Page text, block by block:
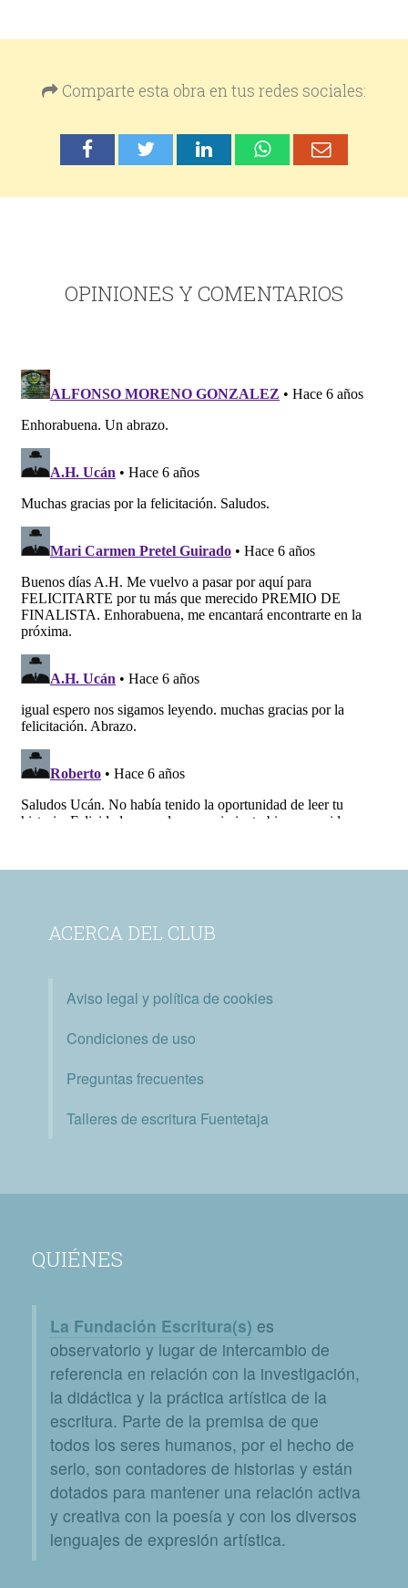
Comparte esta obra en tus redes sociales:
OPINIONES Y COMENTARIOS
ACERCA DEL CLUB
Aviso legal y política de cookies
Condiciones de uso
Preguntas frecuentes
Talleres de escritura Fuentetaja
QUIÉNES
La Fundación Escritura(s) es
observatorio y lugar de intercambio de
referencia en relación con la investigación,
la didáctica y la práctica artística de la
escritura. Parte de la premisa de que
todos los seres humanos, por el hecho de
serlo, son contadores de historias y están
dotados para mantener una relación activa
y creativa con la poesía y con los diversos
lenguajes de expresión artística.